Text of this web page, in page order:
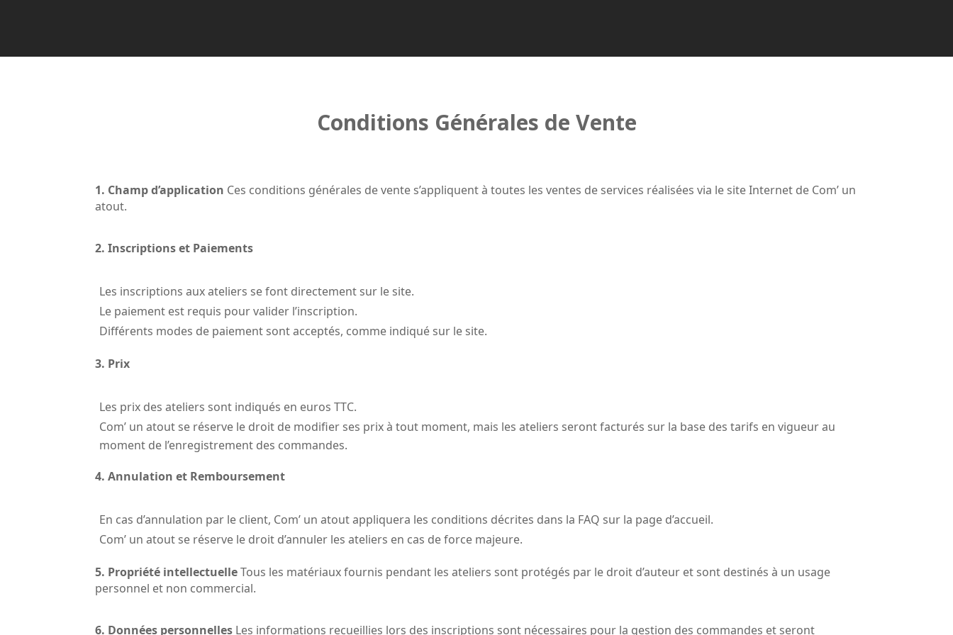
Conditions Générales de Vente
1. Champ d’application Ces conditions générales de vente s’appliquent à toutes les ventes de services réalisées via le site Internet de Com’ un
atout.
2. Inscriptions et Paiements
Les inscriptions aux ateliers se font directement sur le site.
Le paiement est requis pour valider l’inscription.
Différents modes de paiement sont acceptés, comme indiqué sur le site.
3. Prix
Les prix des ateliers sont indiqués en euros TTC.
Com’ un atout se réserve le droit de modifier ses prix à tout moment, mais les ateliers seront facturés sur la base des tarifs en vigueur au
moment de l’enregistrement des commandes.
4. Annulation et Remboursement
En cas d’annulation par le client, Com’ un atout appliquera les conditions décrites dans la FAQ sur la page d’accueil.
Com’ un atout se réserve le droit d’annuler les ateliers en cas de force majeure.
5. Propriété intellectuelle Tous les matériaux fournis pendant les ateliers sont protégés par le droit d’auteur et sont destinés à un usage
personnel et non commercial.
6. Données personnelles Les informations recueillies lors des inscriptions sont nécessaires pour la gestion des commandes et seront